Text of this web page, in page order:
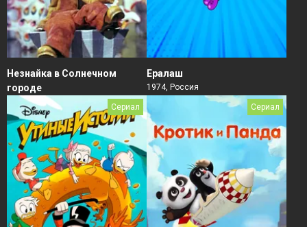
Незнайка в Солнечном
городе
Ералаш
1974, Россия
Сериал Сериал